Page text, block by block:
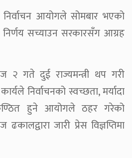
आयोगले सोमबार भएको
निर्णय सच्याउन सरकारसँग आग्रह
२ गते दुई राज्यमन्त्री थप गरी
निर्वाचनको स्वच्छता, मर्यादा
हुने आयोगले ठहर गरेको
जारी प्रेस विज्ञप्तिमा